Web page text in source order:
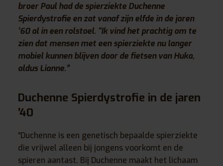
broer Paul had de spierziekte Duchenne
Spierdystrofie en zat vanaf zijn elfde in de jaren
’60 al in een rolstoel. “Ik vind het prachtig om te
zien dat mensen met een spierziekte nu langer
mobiel kunnen blijven door de fietsen van Huka,
aldus Lianne.”
Duchenne Spierdystrofie in de jaren
’40
“Duchenne is een genetisch bepaalde spierziekte
die vrijwel alleen bij jongens voorkomt en de
spieren aantast. Bij Duchenne maakt het lichaam